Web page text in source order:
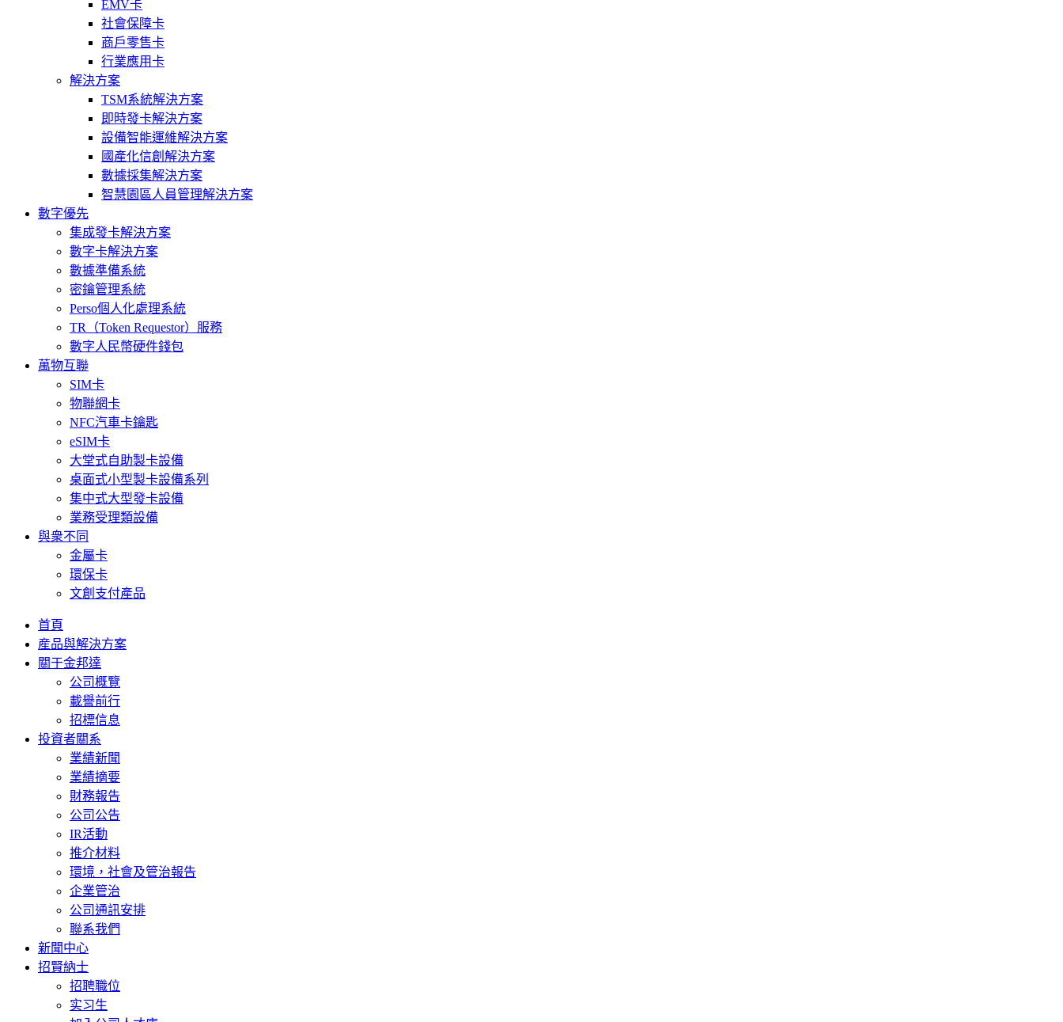
EMV卡
社會保障卡
商戶零售卡
行業應用卡
解決方案
TSM系統解決方案
即時發卡解決方案
設備智能運維解決方案
國產化信創解決方案
數據採集解決方案
智慧園區人員管理解決方案
數字優先
集成發卡解決方案
數字卡解決方案
數據準備系統
密鑰管理系統
Perso個人化處理系統
TR（Token Requestor）服務
數字人民幣硬件錢包
萬物互聯
SIM卡
物聯網卡
NFC汽車卡鑰匙
eSIM卡
大堂式自助製卡設備
桌面式小型製卡設備系列
集中式大型發卡設備
業務受理類設備
與衆不同
金屬卡
環保卡
文創支付產品
首頁
産品與解決方案
關于金邦達
公司概覽
載譽前行
招標信息
投資者關系
業績新聞
業績摘要
財務報告
公司公告
IR活動
推介材料
環境，社會及管治報告
企業管治
公司通訊安排
聯系我們
新聞中心
招賢納士
招聘職位
实习生